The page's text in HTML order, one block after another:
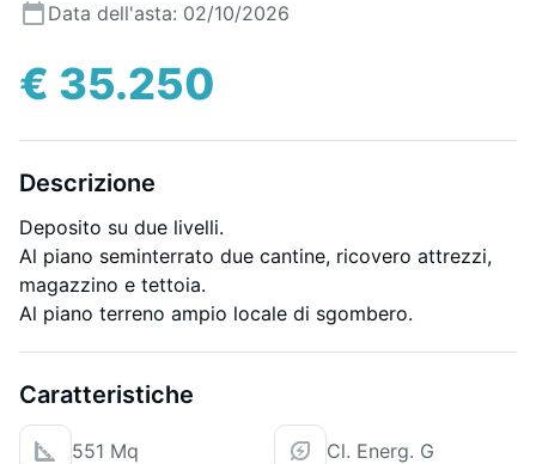
Data dell'asta: 02/10/2026
€ 35.250
Descrizione
Deposito su due livelli.
Al piano seminterrato due cantine, ricovero attrezzi,
magazzino e tettoia.
Al piano terreno ampio locale di sgombero.
Caratteristiche
551 Mq Cl. Energ. G